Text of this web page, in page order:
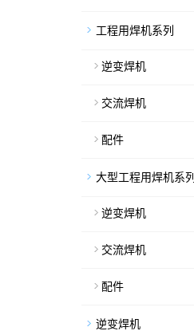
工程用焊机系列
逆变焊机
交流焊机
配件
大型工程用焊机系列
逆变焊机
交流焊机
配件
逆变焊机